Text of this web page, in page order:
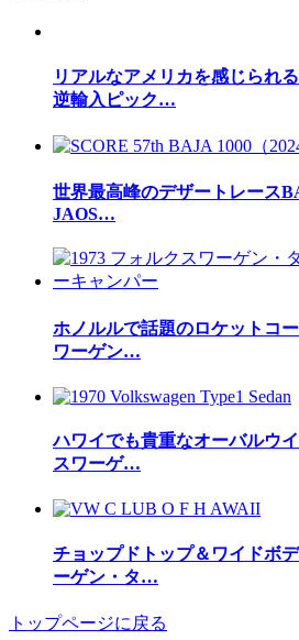
リアルなアメリカを感じられ
逆輸入ピック…
世界最高峰のデザートレース
JAOS…
ホノルルで話題のロケットコ
ワーゲン…
ハワイでも貴重なオーバルウ
スワーゲ…
チョップドトップ＆ワイドボ
ーゲン・タ…
トップページに戻る